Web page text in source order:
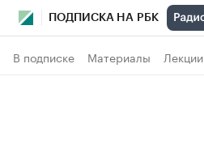
ПОДПИСКА НА РБК
В подписке Материалы Лекции